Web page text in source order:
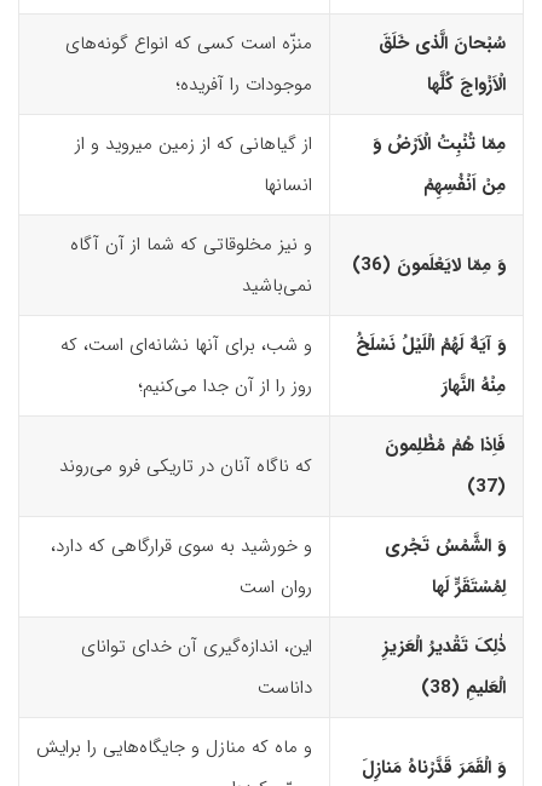
سُبْحانَ الَّذى خَلَقَ
الْاَزْواجَ کُلَّها
منزّه است کسی که انواع گونه‌های
موجودات را آفریده؛
مِمّا تُنْبِتُ الْاَرْضُ وَ
مِنْ اَنْفُسِهِمْ
از گیاهانی که از زمین می­روید و از
انسانها
وَ مِمّا لایَعْلَمونَ (36)‏
و نیز مخلوقاتی که شما از آن آگاه
نمی‌باشید
وَ آیَهٌ لَهُمُ الْلَیْلُ نَسْلَخُ
مِنْهُ النَّهارَ
و شب، برای آنها نشانه‌ای است، که
روز را از آن جدا می‌کنیم؛
فَاِذا هُمْ مُظْلِمونَ
(37)‏
که ناگاه آنان در تاریکی فرو می‌روند
وَ الشَّمْسُ تَجْرى
لِمُسْتَقَرٍّ لَها
و خورشید به سوی قرارگاهی که دارد،
روان است
ذٰلِکَ تَقْدیرُ الْعَزیزِ
الْعَلیمِ (38)‏
این، اندازه‌گیری آن خدای توانای
داناست
وَ الْقَمَرَ قَدَّرْناهُ مَنازِلَ
و ماه که منازل و جایگاه‌هایی را برایش